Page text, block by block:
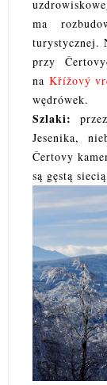
ma
turystycznej.
przy
na Křížový
wędrówek.
Szlaki:
Jesenika,
Čertovy
są gęstą